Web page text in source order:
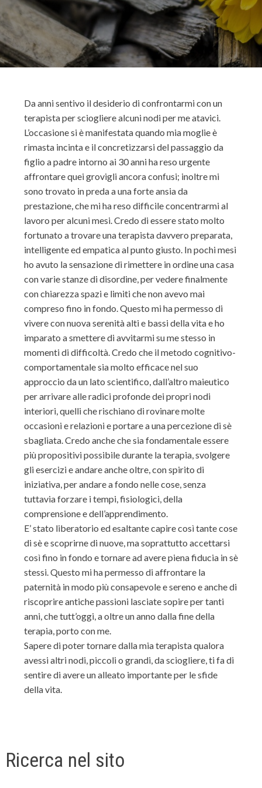
Da anni sentivo il desiderio di confrontarmi con un
terapista per sciogliere alcuni nodi per me atavici.
L’occasione si è manifestata quando mia moglie è
rimasta incinta e il concretizzarsi del passaggio da
figlio a padre intorno ai 30 anni ha reso urgente
affrontare quei grovigli ancora confusi; inoltre mi
sono trovato in preda a una forte ansia da
prestazione, che mi ha reso difficile concentrarmi al
lavoro per alcuni mesi. Credo di essere stato molto
fortunato a trovare una terapista davvero preparata,
intelligente ed empatica al punto giusto. In pochi mesi
ho avuto la sensazione di rimettere in ordine una casa
con varie stanze di disordine, per vedere finalmente
con chiarezza spazi e limiti che non avevo mai
compreso fino in fondo. Questo mi ha permesso di
vivere con nuova serenità alti e bassi della vita e ho
imparato a smettere di avvitarmi su me stesso in
momenti di difficoltà. Credo che il metodo cognitivo-
comportamentale sia molto efficace nel suo
approccio da un lato scientifico, dall’altro maieutico
per arrivare alle radici profonde dei propri nodi
interiori, quelli che rischiano di rovinare molte
occasioni e relazioni e portare a una percezione di sè
sbagliata. Credo anche che sia fondamentale essere
più propositivi possibile durante la terapia, svolgere
gli esercizi e andare anche oltre, con spirito di
iniziativa, per andare a fondo nelle cose, senza
tuttavia forzare i tempi, fisiologici, della
comprensione e dell’apprendimento.
E’ stato liberatorio ed esaltante capire così tante cose
di sè e scoprirne di nuove, ma soprattutto accettarsi
così fino in fondo e tornare ad avere piena fiducia in sè
stessi. Questo mi ha permesso di affrontare la
paternità in modo più consapevole e sereno e anche di
riscoprire antiche passioni lasciate sopire per tanti
anni, che tutt’oggi, a oltre un anno dalla fine della
terapia, porto con me.
Sapere di poter tornare dalla mia terapista qualora
avessi altri nodi, piccoli o grandi, da sciogliere, ti fa di
sentire di avere un alleato importante per le sfide
della vita.
Ricerca nel sito